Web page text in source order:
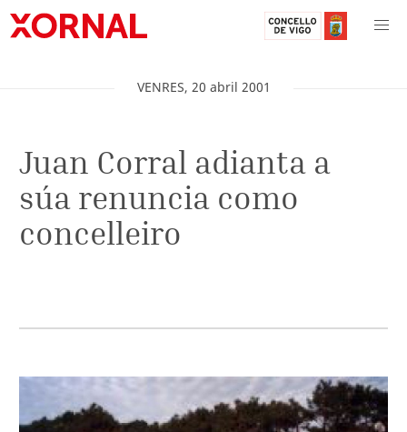
VENRES, 20 abril 2001
Juan Corral adianta a
súa renuncia como
concelleiro